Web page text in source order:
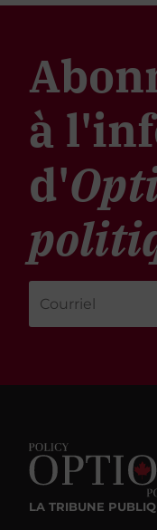
à
d'
LA TRIBUNE